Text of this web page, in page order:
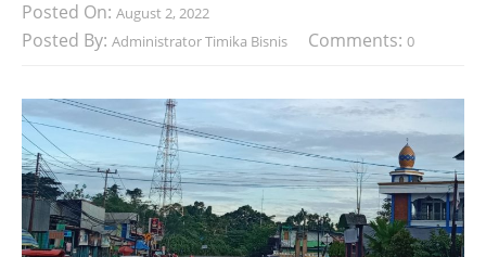
Posted On: August 2, 2022
Posted By: Administrator Timika Bisnis Comments: 0